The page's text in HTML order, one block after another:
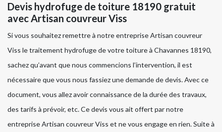
Devis hydrofuge de toiture 18190 gratuit
avec Artisan couvreur Viss
Si vous souhaitez remettre à notre entreprise Artisan couvreur
Viss le traitement hydrofuge de votre toiture à Chavannes 18190,
sachez qu’avant que nous commencions l’intervention, il est
nécessaire que vous nous fassiez une demande de devis. Avec ce
document, vous allez avoir connaissance de la durée des travaux,
des tarifs à prévoir, etc. Ce devis vous ait offert par notre
entreprise Artisan couvreur Viss et ne vous engage en rien. Suite à